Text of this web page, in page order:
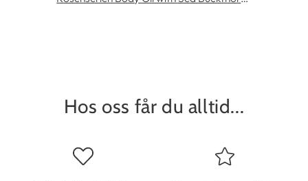
Hos oss får du alltid...